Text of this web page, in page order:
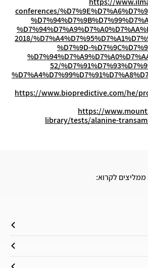
conferences/
2018/
%D7%9D-
52/
https://www.biopredictive.com/he/
https://
library/tests/alanine-
ממליצים לקרוא: